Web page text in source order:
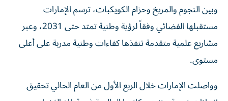
وبين النجوم والمريخ وحزام الكويكبات، ترسم الإمارات
مستقبلها الفضائي وفقاً لرؤية وطنية تمتد حتى 2031، وعبر
مشاريع علمية متقدمة تنفذها كفاءات وطنية مدربة على أعلى
مستوى.
وواصلت الإمارات خلال الربع الأول من العام الحالي تحقيق